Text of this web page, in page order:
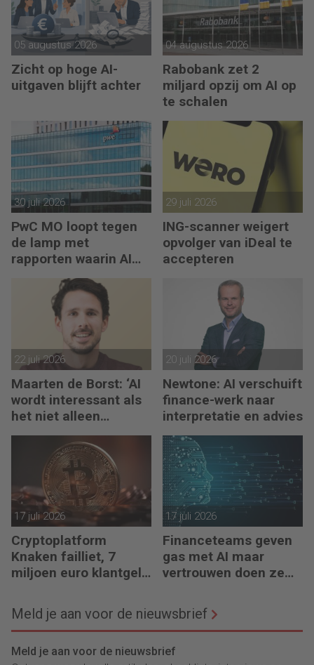
05 augustus 2026
Zicht op hoge AI-
uitgaven blijft achter
04 augustus 2026
Rabobank zet 2
miljard opzij om AI op
te schalen
30 juli 2026
PwC MO loopt tegen
de lamp met
rapporten waarin AI
erop los liegt
29 juli 2026
ING-scanner weigert
opvolger van iDeal te
accepteren
22 juli 2026
Maarten de Borst: ‘AI
wordt interessant als
het niet alleen
meedenkt, maar ook
20 juli 2026
Newtone: AI verschuift
finance-werk naar
interpretatie en advies
17 juli 2026
Cryptoplatform
Knaken failliet, 7
miljoen euro klantgeld
17 juli 2026
Financeteams geven
gas met AI maar
vertrouwen doen ze
Meld je aan voor de nieuwsbrief
Meld je aan voor de nieuwsbrief